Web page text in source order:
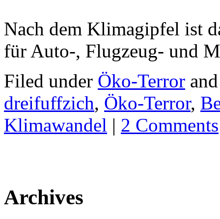
Nach dem Klimagipfel ist
für Auto-, Flugzeug- und
Filed under Öko-Terror
dreifuffzich, Öko-Terror,
Klimawandel | 2 Comments
Archives